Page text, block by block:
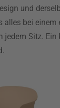
und
alles bei einem
jedem Sitz. Ein